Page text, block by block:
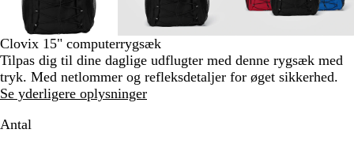
zoome
og
piletasterne
til
at
og
piletasterne
og
Clovix 15" computerrygsæk
Tilpas dig til dine daglige udflugter med denne rygsæk med
tryk. Med netlommer og refleksdetaljer for øget sikkerhed.
Se yderligere oplysninger
Antal